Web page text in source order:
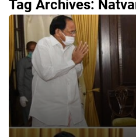
Tag Archives: